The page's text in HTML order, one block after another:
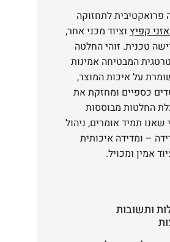
פרואקטיבית לתחזוקה
קפיץ וציוד מכני אחר,
טכנית. זוהי החלטה
המבטיחה אמינות
על איכות המוצר,
כספיים ומחזקת את
החלטות מבוססות
שאנו תמיד אומרים, ניהול
– ומדידה איכותית
אמין ומכויל.
ותשובות